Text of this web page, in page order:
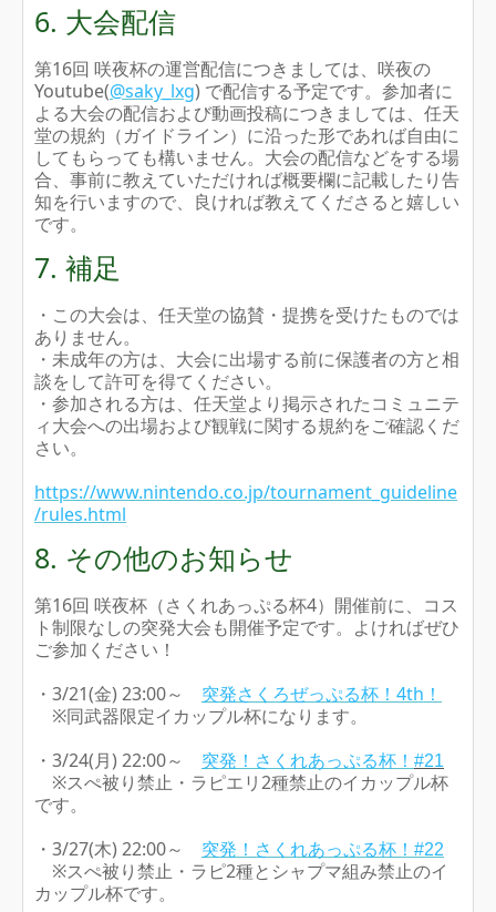
6. 大会配信
第16回 咲夜杯の運営配信につきましては、咲夜の
Youtube(@saky_lxg) で配信する予定です。参加者に
よる大会の配信および動画投稿につきましては、任天
堂の規約（ガイドライン）に沿った形であれば自由に
してもらっても構いません。大会の配信などをする場
合、事前に教えていただければ概要欄に記載したり告
知を行いますので、良ければ教えてくださると嬉しい
です。
7. 補足
・この大会は、任天堂の協賛・提携を受けたものでは
ありません。
・未成年の方は、大会に出場する前に保護者の方と相
談をして許可を得てください。
・参加される方は、任天堂より掲示されたコミュニテ
ィ大会への出場および観戦に関する規約をご確認くだ
さい。
https://www.nintendo.co.jp/tournament_guideline
/rules.html
8. その他のお知らせ
第16回 咲夜杯（さくれあっぷる杯4）開催前に、コス
ト制限なしの突発大会も開催予定です。よければぜひ
ご参加ください！
・3/21(金) 23:00～ 突発さくろぜっぷる杯！4th！
※同武器限定イカップル杯になります。
・3/24(月) 22:00～ 突発！さくれあっぷる杯！ #21
※スぺ被り禁止・ラピエリ2種禁止のイカップル杯
です。
・3/27(木) 22:00～ 突発！さくれあっぷる杯！ #22
※スぺ被り禁止・ラピ2種とシャプマ組み禁止のイ
カップル杯です。